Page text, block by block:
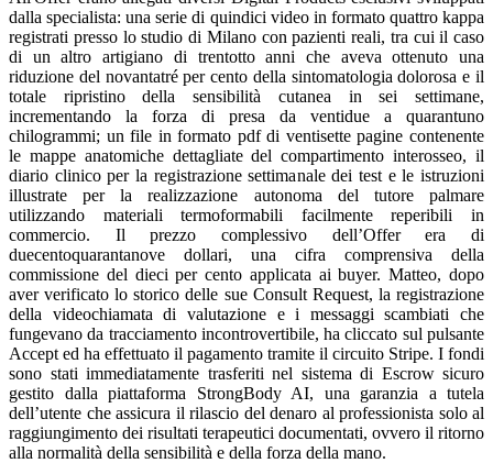
dalla specialista: una serie di quindici video in formato quattro kappa
registrati presso lo studio di Milano con pazienti reali, tra cui il caso
di un altro artigiano di trentotto anni che aveva ottenuto una
riduzione del novantatré per cento della sintomatologia dolorosa e il
totale ripristino della sensibilità cutanea in sei settimane,
incrementando la forza di presa da ventidue a quarantuno
chilogrammi; un file in formato pdf di ventisette pagine contenente
le mappe anatomiche dettagliate del compartimento interosseo, il
diario clinico per la registrazione settimanale dei test e le istruzioni
illustrate per la realizzazione autonoma del tutore palmare
utilizzando materiali termoformabili facilmente reperibili in
commercio. Il prezzo complessivo dell’Offer era di
duecentoquarantanove dollari, una cifra comprensiva della
commissione del dieci per cento applicata ai buyer. Matteo, dopo
aver verificato lo storico delle sue Consult Request, la registrazione
della videochiamata di valutazione e i messaggi scambiati che
fungevano da tracciamento incontrovertibile, ha cliccato sul pulsante
Accept ed ha effettuato il pagamento tramite il circuito Stripe. I fondi
sono stati immediatamente trasferiti nel sistema di Escrow sicuro
gestito dalla piattaforma StrongBody AI, una garanzia a tutela
dell’utente che assicura il rilascio del denaro al professionista solo al
raggiungimento dei risultati terapeutici documentati, ovvero il ritorno
alla normalità della sensibilità e della forza della mano.